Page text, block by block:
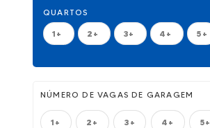
QUARTOS
1+ 2+ 3+ 4+ 5+
NÚMERO DE VAGAS DE GARAGEM
1+ 2+ 3+ 4+ 5+